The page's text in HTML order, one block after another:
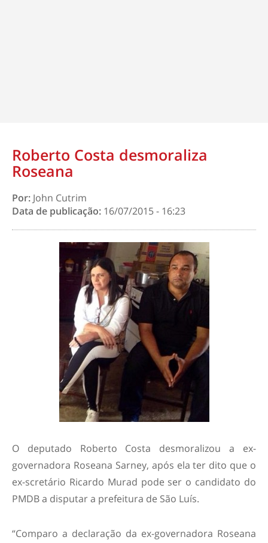
Roberto Costa desmoraliza
Roseana
Por: John Cutrim
Data de publicação: 16/07/2015 - 16:23
O deputado Roberto Costa desmoralizou a ex-
governadora Roseana Sarney, após ela ter dito que o
ex-scretário Ricardo Murad pode ser o candidato do
PMDB a disputar a prefeitura de São Luís.
“Comparo a declaração da ex-governadora Roseana